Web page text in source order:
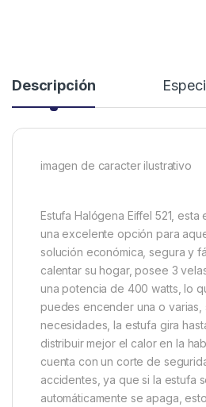
Descripción
imagen de caracter ilustrativo
Estufa Halógena Eiffel 521,
una excelente opción para
solución económica, segura y
calentar su hogar, posee 3
una potencia de 400 watts, lo
puedes encender una o varias,
necesidades, la estufa gira
distribuir mejor el calor en la
cuenta con un corte de
accidentes, ya que si la estufa
automáticamente se apaga,